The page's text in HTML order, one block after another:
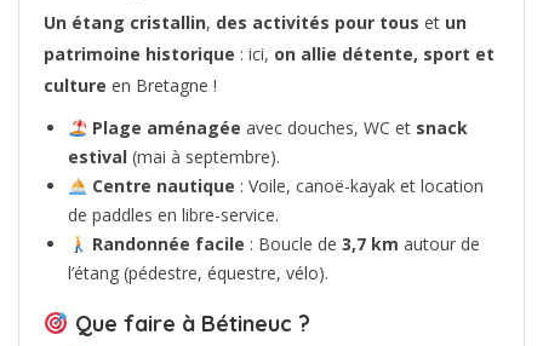
Un étang cristallin, des activités pour tous et un
patrimoine historique : ici, on allie détente, sport et
culture en Bretagne !
Plage aménagée avec douches, WC et snack
estival (mai à septembre).
Centre nautique : Voile, canoë-kayak et location
de paddles en libre-service.
Randonnée facile : Boucle de 3,7 km autour de
l’étang (pédestre, équestre, vélo).
Que faire à Bétineuc ?